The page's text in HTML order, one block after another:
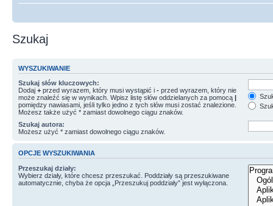
Szukaj
WYSZUKIWANIE
Szukaj słów kluczowych:
Dodaj + przed wyrazem, który musi wystąpić i - przed wyrazem, który nie
może znaleźć się w wynikach. Wpisz listę słów oddzielanych za pomocą |
pomiędzy nawiasami, jeśli tylko jedno z tych słów musi zostać znalezione.
Możesz także użyć * zamiast dowolnego ciągu znaków.
Szukaj autora:
Możesz użyć * zamiast dowolnego ciągu znaków.
OPCJE WYSZUKIWANIA
Przeszukaj działy:
Wybierz działy, które chcesz przeszukać. Poddziały są przeszukiwane
automatycznie, chyba że opcja „Przeszukuj poddziały” jest wyłączona.